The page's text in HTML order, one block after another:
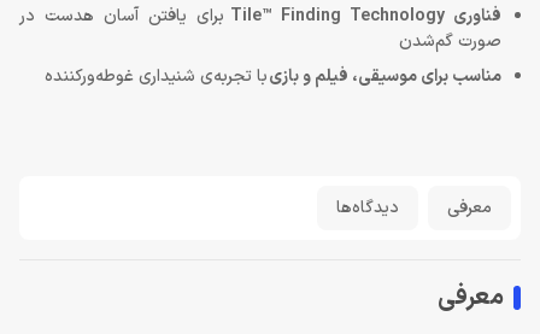
فناوری
برای یافتن آسان هدست در
صورت گم‌شدن
مناسب برای موسیقی، فیلم و بازیبا تجربه‌ی شنیداری غوطه‌ورکننده
معرفی دیدگاه‌ها
معرفی